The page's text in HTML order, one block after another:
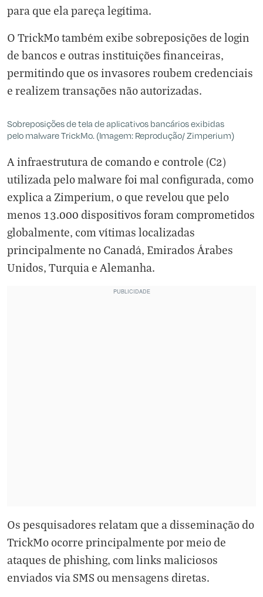
para que ela pareça legítima.
O TrickMo também exibe sobreposições de login
de bancos e outras instituições financeiras,
permitindo que os invasores roubem credenciais
e realizem transações não autorizadas.
Sobreposições de tela de aplicativos bancários exibidas
pelo malware TrickMo. (Imagem: Reprodução/ Zimperium)
A infraestrutura de comando e controle (C2)
utilizada pelo malware foi mal configurada, como
explica a Zimperium, o que revelou que pelo
menos 13.000 dispositivos foram comprometidos
globalmente, com vítimas localizadas
principalmente no Canadá, Emirados Árabes
Unidos, Turquia e Alemanha.
Os pesquisadores relatam que a disseminação do
TrickMo ocorre principalmente por meio de
ataques de phishing, com links maliciosos
enviados via SMS ou mensagens diretas.